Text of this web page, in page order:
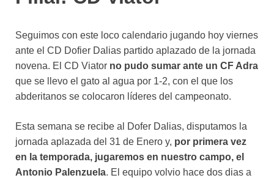
Seguimos con este loco calendario jugando hoy viernes
ante el CD Dofier Dalias partido aplazado de la jornada
novena. El CD Viator no pudo sumar ante un CF Adra
que se llevo el gato al agua por 1-2, con el que los
abderitanos se colocaron líderes del campeonato.
Esta semana se recibe al Dofer Dalias, disputamos la
jornada aplazada del 31 de Enero y, por primera vez
en la temporada, jugaremos en nuestro campo, el
Antonio Palenzuela. El equipo volvio hace dos dias a